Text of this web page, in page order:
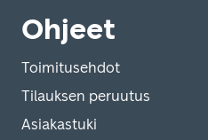
Ohjeet
Toimitusehdot
Tilauksen peruutus
Asiakastuki